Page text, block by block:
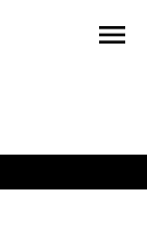
menu